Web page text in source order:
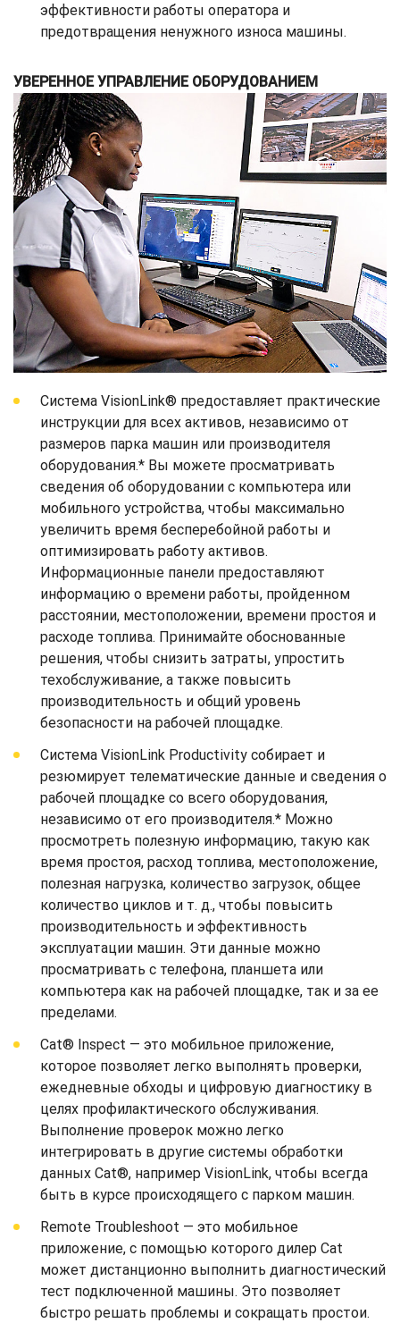
эффективности работы оператора и
предотвращения ненужного износа машины.
УВЕРЕННОЕ УПРАВЛЕНИЕ ОБОРУДОВАНИЕМ
Система VisionLink® предоставляет практические
инструкции для всех активов, независимо от
размеров парка машин или производителя
оборудования.* Вы можете просматривать
сведения об оборудовании с компьютера или
мобильного устройства, чтобы максимально
увеличить время бесперебойной работы и
оптимизировать работу активов.
Информационные панели предоставляют
информацию о времени работы, пройденном
расстоянии, местоположении, времени простоя и
расходе топлива. Принимайте обоснованные
решения, чтобы снизить затраты, упростить
техобслуживание, а также повысить
производительность и общий уровень
безопасности на рабочей площадке.
Система VisionLink Productivity собирает и
резюмирует телематические данные и сведения о
рабочей площадке со всего оборудования,
независимо от его производителя.* Можно
просмотреть полезную информацию, такую как
время простоя, расход топлива, местоположение,
полезная нагрузка, количество загрузок, общее
количество циклов и т. д., чтобы повысить
производительность и эффективность
эксплуатации машин. Эти данные можно
просматривать с телефона, планшета или
компьютера как на рабочей площадке, так и за ее
пределами.
Cat® Inspect — это мобильное приложение,
которое позволяет легко выполнять проверки,
ежедневные обходы и цифровую диагностику в
целях профилактического обслуживания.
Выполнение проверок можно легко
интегрировать в другие системы обработки
данных Cat®, например VisionLink, чтобы всегда
быть в курсе происходящего с парком машин.
Remote Troubleshoot — это мобильное
приложение, с помощью которого дилер Cat
может дистанционно выполнить диагностический
тест подключенной машины. Это позволяет
быстро решать проблемы и сокращать простои.